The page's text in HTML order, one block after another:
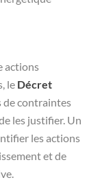
actions
le Décret
de contraintes
les justifier. Un
les actions
et de